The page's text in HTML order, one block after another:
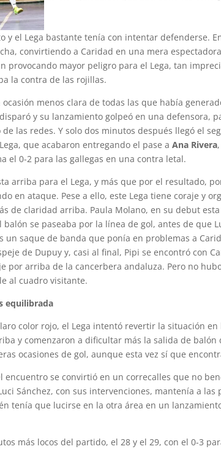
y el Lega bastante tenía con intentar defenderse.
convirtiendo a Caridad en una mera
provocando mayor peligro para el Lega, tan
la contra de las rojillas.
menos clara de todas las que había
y su lanzamiento golpeó en una defensora,
las redes. Y solo dos minutos después llegó el
que acabaron entregando el pase aAna Rivera
el 0-2 para las gallegas en una contra letal.
arriba para el Lega, y más que por el resultado,
en ataque. Pese a ello, este Lega tiene coraje y
de claridad arriba. Paula Molano, en su debut
se paseaba por la línea de gol, antes de que
un saque de banda que ponía en problemas a
de Dupuy y, casi al final, Pipi se encontró con
por arriba de la cancerbera andaluza. Pero no
al cuadro visitante.
equilibrada
color rojo, el Lega intentó revertir la situación
y comenzaron a dificultar más la salida de balón
ocasiones de gol, aunque esta vez sí que
encuentro se convirtió en un correcalles que no
Sánchez, con sus intervenciones, mantenía a
tenía que lucirse en la otra área en un
más locos del partido, el 28 y el 29, con el 0-3